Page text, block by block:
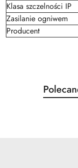
Klasa szczelności IP
Zasilanie ogniwem
Producent
Pomiń
o